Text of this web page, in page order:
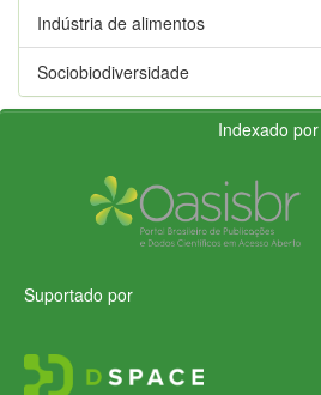
Indústria de alimentos
Sociobiodiversidade
Indexado por
Suportado por